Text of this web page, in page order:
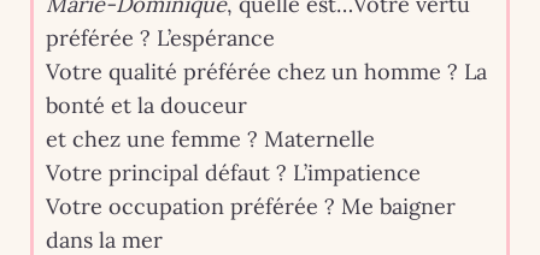
préférée ? L’espérance
Votre qualité préférée chez un homme ? La
bonté et la douceur
et chez une femme ? Maternelle
Votre principal défaut ? L’impatience
Votre occupation préférée ? Me baigner
dans la mer